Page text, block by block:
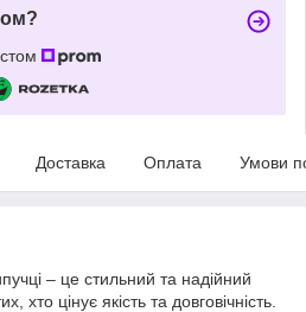
Доставка Оплата Умови
– це стильний та надійний
хто цінує якість та довговічність.